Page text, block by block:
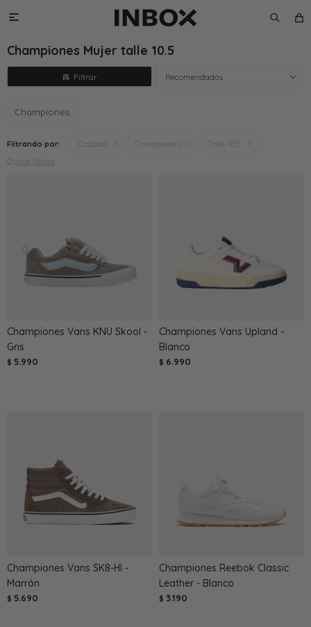

Championes Mujer talle 10.5
Recomendados
Championes
Filtrando por: Calzado Championes Talle 10.5
Quitar filtros
Championes Vans KNU Skool -
Gris
$ 5.990
Championes Vans Upland -
Blanco
$ 6.990
Championes Vans SK8-HI -
Marrón
$ 5.690
Championes Reebok Classic
Leather - Blanco
$ 3.190